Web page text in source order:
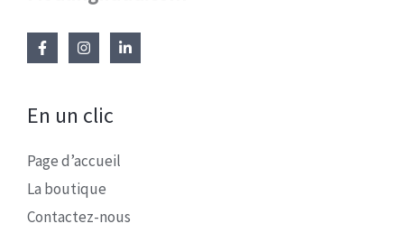
En un clic
Page d’accueil
La boutique
Contactez-nous